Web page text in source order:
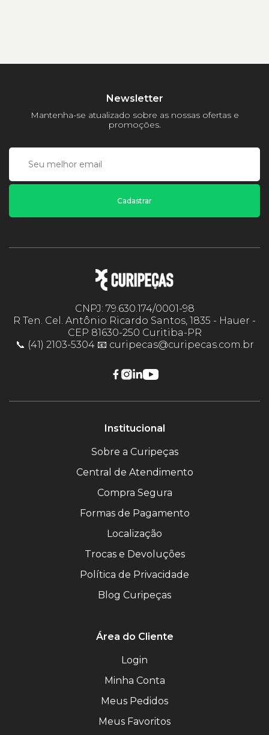
Newsletter
Mantenha-se atualizado sobre as nossas ofertas e
promoções.
Cadastrar
CNPJ: 79.630.174/0001-98
R Ten. Cel. Antônio Ricardo Santos, 1835 - Hauer -
CEP 81630-250 Curitiba-PR
📞 (41) 2103-5304 📧 curipecas@curipecas.com.br
Institucional
Sobre a Curipeças
Central de Atendimento
Compra Segura
Formas de Pagamento
Localização
Trocas e Devoluções
Política de Privacidade
Blog Curipeças
Área do Cliente
Login
Minha Conta
Meus Pedidos
Meus Favoritos